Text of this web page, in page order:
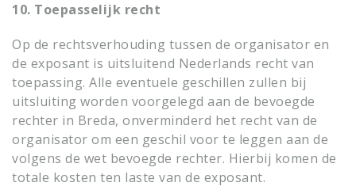
10. Toepasselijk recht
Op de rechtsverhouding tussen de organisator en
de exposant is uitsluitend Nederlands recht van
toepassing. Alle eventuele geschillen zullen bij
uitsluiting worden voorgelegd aan de bevoegde
rechter in Breda, onverminderd het recht van de
organisator om een geschil voor te leggen aan de
volgens de wet bevoegde rechter. Hierbij komen de
totale kosten ten laste van de exposant.